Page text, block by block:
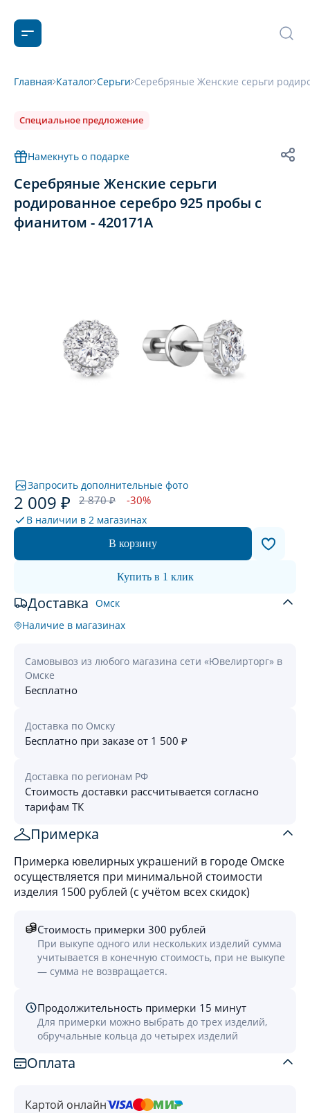
Главная Каталог Серьги Серебряные Женские серьги
Специальное предложение
Намекнуть о подарке
Серебряные Женские серьги
родированное серебро 925 пробы с
фианитом - 420171А
Запросить дополнительные фото
2 009 ₽ 2 870 ₽ -30%
В наличии в 2 магазинах
В корзину
Купить в 1 клик
Доставка Омск
Наличие в магазинах
Самовывоз из любого магазина сети «Ювелирторг» в
Омске
Бесплатно
Доставка по Омску
Бесплатно при заказе от 1 500 ₽
Доставка по регионам РФ
Стоимость доставки рассчитывается согласно
тарифам ТК
Примерка
Примерка ювелирных украшений в городе Омске
осуществляется при минимальной стоимости
изделия 1500 рублей (с учётом всех скидок)
Стоимость примерки 300 рублей
При выкупе одного или нескольких изделий сумма
учитывается в конечную стоимость, при не выкупе
— сумма не возвращается.
Продолжительность примерки 15 минут
Для примерки можно выбрать до трех изделий,
обручальные кольца до четырех изделий
Оплата
Картой онлайн